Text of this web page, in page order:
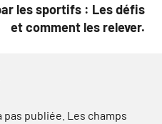
les sportifs : Les défis
et comment les relever.
publiée. Les champs